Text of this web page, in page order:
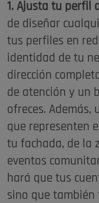
1. Ajusta tu perfil
de diseñar
tus perfiles en
identidad de tu
dirección
de atención y un
ofreces. Además,
que representen
tu fachada, de la
eventos
hará que tus
sino que